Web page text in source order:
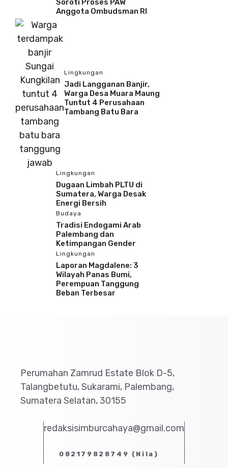
Soroti Proses PAW
Anggota Ombudsman RI
Lingkungan
Jadi Langganan Banjir,
Warga Desa Muara Maung
Tuntut 4 Perusahaan
Tambang Batu Bara
Lingkungan
Dugaan Limbah PLTU di
Sumatera, Warga Desak
Energi Bersih
Budaya
Tradisi Endogami Arab
Palembang dan
Ketimpangan Gender
Lingkungan
Laporan Magdalene: 3
Wilayah Panas Bumi,
Perempuan Tanggung
Beban Terbesar
Perumahan Zamrud Estate Blok D-5,
Talangbetutu, Sukarami, Palembang,
Sumatera Selatan, 30155
redaksisimburcahaya@gmail.com
082179828749 (Nila)